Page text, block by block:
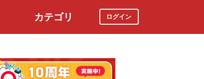
カテゴリ ログイン